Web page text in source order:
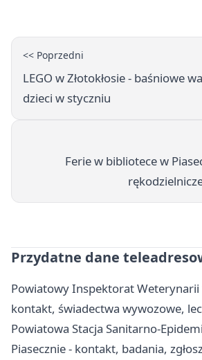
<< Poprzedni
LEGO w Złotokłosie - baśniowe
dzieci w styczniu
Ferie w bibliotece w
Przydatne dane
Powiatowy Inspektorat Weterynarii
kontakt, świadectwa wywozowe,
Powiatowa Stacja Sanitarno-
Piasecznie - kontakt, badania,